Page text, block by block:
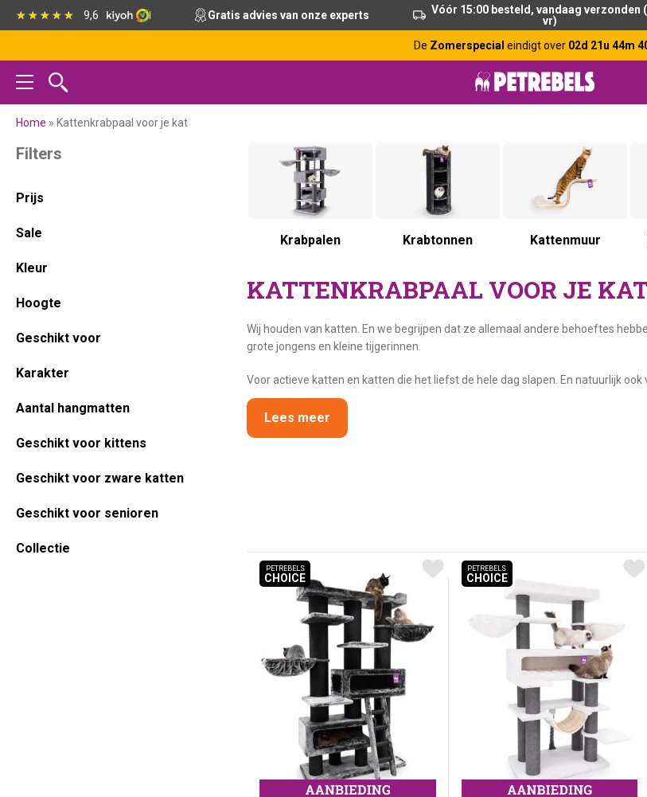
Spring
hoofdnavigatie
Door
hoofd
inhoud
Spring
eerste
sidebar
Spring
voettekst
9,6 Gratis advies van onze experts
Vóór 15:00 besteld, vandaag verzonden
vr)
De Zomerspecial eindigt over 02d 21u 44m
Home » Kattenkrabpaal voor je kat
Krabpalen Krabtonnen Kattenmuur
KATTENKRABPAAL VOOR JE
Wij houden van katten. En we begrijpen dat ze allemaal andere behoeftes
grote jongens en kleine tijgerinnen.
Voor actieve katten en katten die het liefst de hele dag slapen. En natuurlijk
Lees meer
PETREBELS
CHOICEPETREBELS CHOICE
PETREBELS
CHOICE
PETREBELS CHOICE
Primaire
Filters
Prijs
Sale
Kleur
Hoogte
Geschikt voor
Karakter
Aantal hangmatten
Geschikt voor kittens
Geschikt voor zware katten
Geschikt voor senioren
Collectie